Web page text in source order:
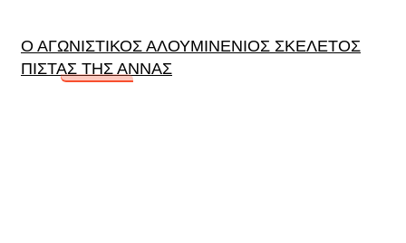
Ο ΑΓΩΝΙΣΤΙΚΟΣ ΑΛΟΥΜΙΝΕΝΙΟΣ ΣΚΕΛΕΤΟΣ
ΠΙΣΤΑΣ ΤΗΣ ΑΝΝΑΣ